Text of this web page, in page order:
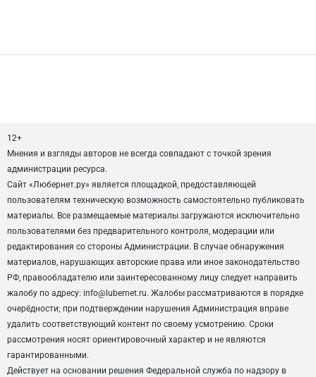
12+
Мнения и взгляды авторов не всегда совпадают с точкой зрения
администрации ресурса.
Сайт «Любернет.ру» является площадкой, предоставляющей
пользователям техническую возможность самостоятельно публиковать
материалы. Все размещаемые материалы загружаются исключительно
пользователями без предварительного контроля, модерации или
редактирования со стороны Администрации. В случае обнаружения
материалов, нарушающих авторские права или иное законодательство
РФ, правообладателю или заинтересованному лицу следует направить
жалобу по адресу: info@lubernet.ru. Жалобы рассматриваются в порядке
очерёдности; при подтверждении нарушения Администрация вправе
удалить соответствующий контент по своему усмотрению. Сроки
рассмотрения носят ориентировочный характер и не являются
гарантированными.
Действует на основании решения Федеральной служба по надзору в